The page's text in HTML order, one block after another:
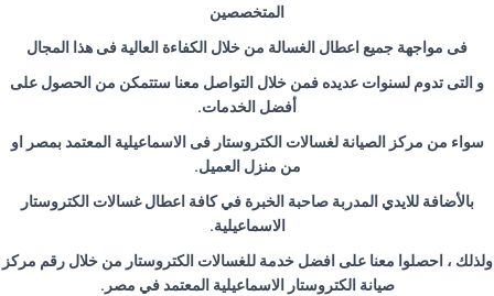
المتخصصين
فى مواجهة جميع اعطال الغسالة من خلال الكفاءة العالية فى هذا المجال
و التى تدوم لسنوات عديده فمن خلال التواصل معنا ستتمكن من الحصول على
أفضل الخدمات.
سواء من مركز الصيانة لغسالات الكتروستار فى الاسماعيلية المعتمد بمصر او
من منزل العميل.
بالأضافة للايدي المدربة صاحبة الخبرة في كافة اعطال غسالات الكتروستار
الاسماعيلية.
ولذلك ، احصلوا معنا على افضل خدمة للغسالات الكتروستار من خلال رقم مركز
صيانة الكتروستار الاسماعيلية المعتمد في مصر .